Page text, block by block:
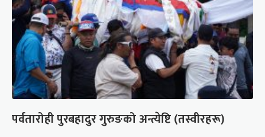
पर्वतारोही पुरबहादुर गुरुङको अन्त्येष्टि (तस्वीरहरू)